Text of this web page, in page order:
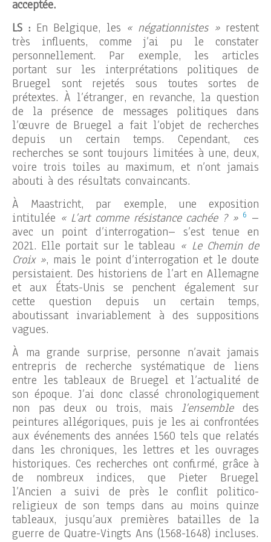
acceptée.
LS : En Belgique, les « négationnistes »restent
très influents, comme j’ai pu le constater
personnellement. Par exemple, les articles
portant sur les interprétations politiques de
Bruegel sont rejetés sous toutes sortes de
prétextes. À l’étranger, en revanche, la question
de la présence de messages politiques dans
l’œuvre de Bruegel a fait l’objet de recherches
depuis un certain temps. Cependant, ces
recherches se sont toujours limitées à une, deux,
voire trois toiles au maximum, et n’ont jamais
abouti à des résultats convaincants.
À Maastricht, par exemple, une exposition
intitulée « L’art comme résistance cachée ? » 6 –
avec un point d’interrogation– s’est tenue en
2021. Elle portait sur le tableau « Le Chemin de
Croix », mais le point d’interrogation et le doute
persistaient. Des historiens de l’art en Allemagne
et aux États-Unis se penchent également sur
cette question depuis un certain temps,
aboutissant invariablement à des suppositions
vagues.
À ma grande surprise, personne n’avait jamais
entrepris de recherche systématique de liens
entre les tableaux de Bruegel et l’actualité de
son époque. J’ai donc classé chronologiquement
non pas deux ou trois, maisl’ensembledes
peintures allégoriques, puis je les ai confrontées
aux événements des années 1560 tels que relatés
dans les chroniques, les lettres et les ouvrages
historiques. Ces recherches ont confirmé, grâce à
de nombreux indices, que Pieter Bruegel
l’Ancien a suivi de près le conflit politico-
religieux de son temps dans au moins quinze
tableaux, jusqu’aux premières batailles de la
guerre de Quatre-Vingts Ans (1568-1648) incluses.